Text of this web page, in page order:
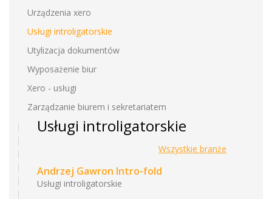
Urządzenia xero
Usługi introligatorskie
Utylizacja dokumentów
Wyposażenie biur
Xero - usługi
Zarządzanie biurem i sekretariatem
Usługi introligatorskie
Wszystkie branże
Andrzej Gawron Intro-fold
Usługi introligatorskie